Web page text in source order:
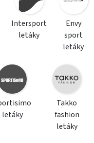
Intersport
letáky
Envy
sport
letáky
letáky
Takko
fashion
letáky